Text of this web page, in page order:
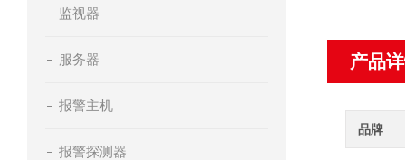
监视器
服务器
报警主机
报警探测器
产品
品牌